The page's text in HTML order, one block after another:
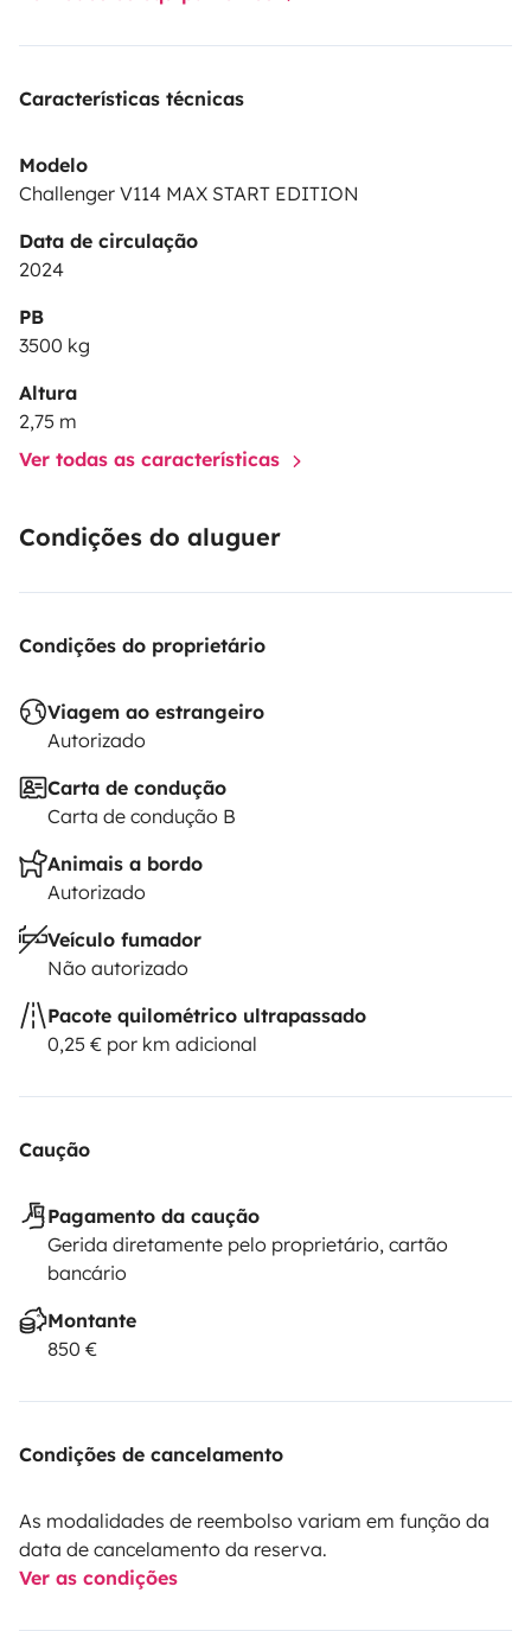
Características técnicas
Modelo
Challenger V114 MAX START EDITION
Data de circulação
2024
PB
3500 kg
Altura
2,75 m
Ver todas as características
Condições do aluguer
Condições do proprietário
Viagem ao estrangeiro
Autorizado
Carta de condução
Carta de condução B
Animais a bordo
Autorizado
Veículo fumador
Não autorizado
Pacote quilométrico ultrapassado
0,25 € por km adicional
Caução
Pagamento da caução
Gerida diretamente pelo proprietário, cartão
bancário
Montante
850 €
Condições de cancelamento
As modalidades de reembolso variam em função da
data de cancelamento da reserva.
Ver as condições